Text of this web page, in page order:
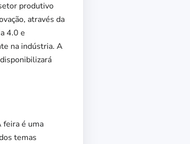
produtivo
através da
4.0 e
na indústria. A
feira é uma
temas